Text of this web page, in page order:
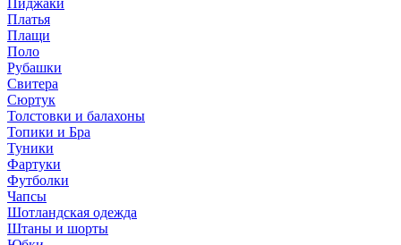
Пиджаки
Платья
Плащи
Поло
Рубашки
Свитера
Сюртук
Толстовки и балахоны
Топики и Бра
Туники
Фартуки
Футболки
Чапсы
Шотландская одежда
Штаны и шорты